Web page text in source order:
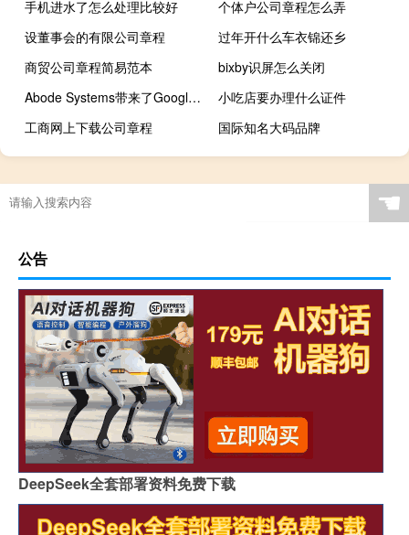
手机进水了怎么处理比较好
个体户公司章程怎么弄
设董事会的有限公司章程
过年开什么车衣锦还乡
商贸公司章程简易范本
bixby识屏怎么关闭
Abode Systems带来了Google Nest集成 以增强DIY家庭安全性
小吃店要办理什么证件
工商网上下载公司章程
国际知名大码品牌
☚
公告
DeepSeek全套部署资料免费下载